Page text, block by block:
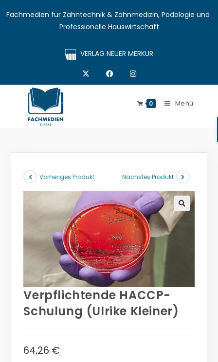
Fachmedien für Zahntechnik & Zahnmedizin, Podologie und
Professionelle Hauswirtschaft
VERLAG NEUER MERKUR
0 Menü
Vorheriges Produkt Nächstes Produkt
🔍
Verpflichtende HACCP-
Schulung (Ulrike Kleiner)
64,26 €